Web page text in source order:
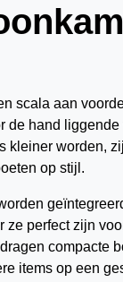
scala aan
de hand
kleiner worden,
op stijl.
perfect zijn
compacte
items op een